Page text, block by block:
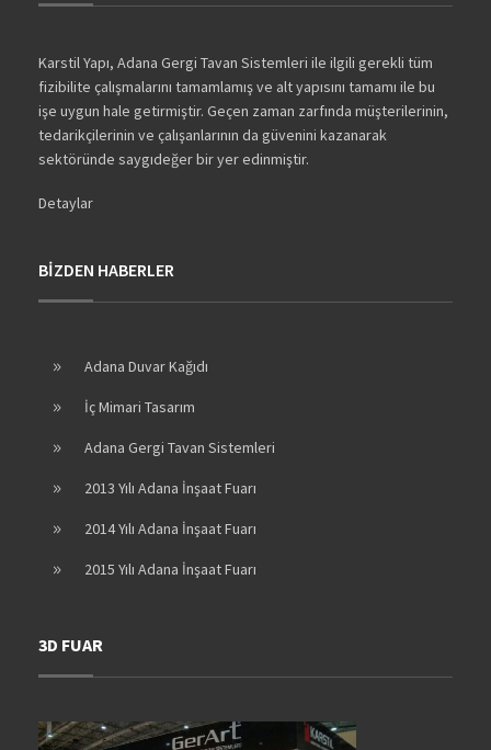
Karstil Yapı, Adana Gergi Tavan Sistemleri ile ilgili gerekli tüm
fizibilite çalışmalarını tamamlamış ve alt yapısını tamamı ile bu
işe uygun hale getirmiştir. Geçen zaman zarfında müşterilerinin,
tedarikçilerinin ve çalışanlarının da güvenini kazanarak
sektöründe saygıdeğer bir yer edinmiştir.
Detaylar
BİZDEN HABERLER
Adana Duvar Kağıdı
İç Mimari Tasarım
Adana Gergi Tavan Sistemleri
2013 Yılı Adana İnşaat Fuarı
2014 Yılı Adana İnşaat Fuarı
2015 Yılı Adana İnşaat Fuarı
3D FUAR